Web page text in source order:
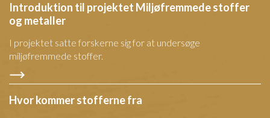
Introduktion til projektet Miljøfremmede stoffer
og metaller
I projektet satte forskerne sig for at undersøge
miljøfremmede stoffer.
Hvor kommer stofferne fra